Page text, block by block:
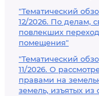
"Тематический
12/2026. По делам,
повлекших
помещения"
"Тематический
11/2026. О
правами на
земель, изъятых